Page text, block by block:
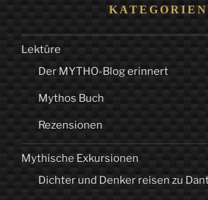
KATEGORIEN
Lektüre
Der MYTHO-Blog erinnert
Mythos Buch
Rezensionen
Mythische Exkursionen
Dichter und Denker reisen zu